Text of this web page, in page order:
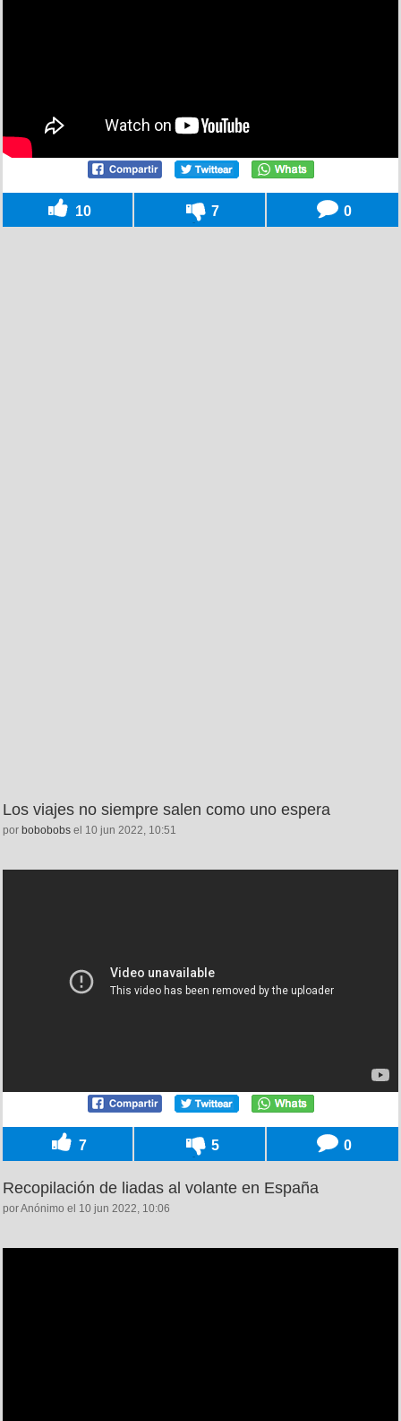
10 7 0
Los viajes no siempre salen como uno espera
por bobobobs el 10 jun 2022, 10:51
7 5 0
Recopilación de liadas al volante en España
por Anónimo el 10 jun 2022, 10:06